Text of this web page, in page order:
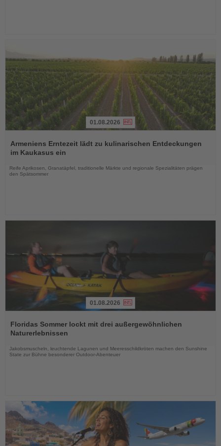
Sie
die
01.08.2026
Armeniens Erntezeit lädt zu kulinarischen Entdeckungen
im Kaukasus ein
Reife Aprikosen, Granatäpfel, traditionelle Märkte und regionale Spezialitäten prägen
den Spätsommer
Sie
die
01.08.2026
Floridas Sommer lockt mit drei außergewöhnlichen
Naturerlebnissen
Jakobsmuscheln, leuchtende Lagunen und Meeresschildkröten machen den Sunshine
State zur Bühne besonderer Outdoor-Abenteuer